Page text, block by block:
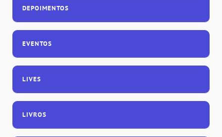
DEPOIMENTOS
EVENTOS
LIVES
LIVROS